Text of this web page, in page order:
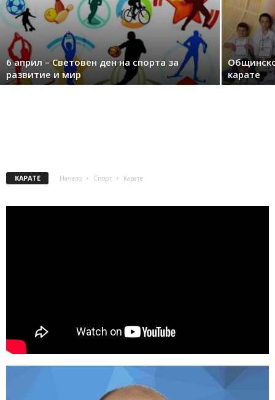
6 април – Световен ден на спорта за
развитие и мир
карате
КАРАТЕ Начало Спорт Карате